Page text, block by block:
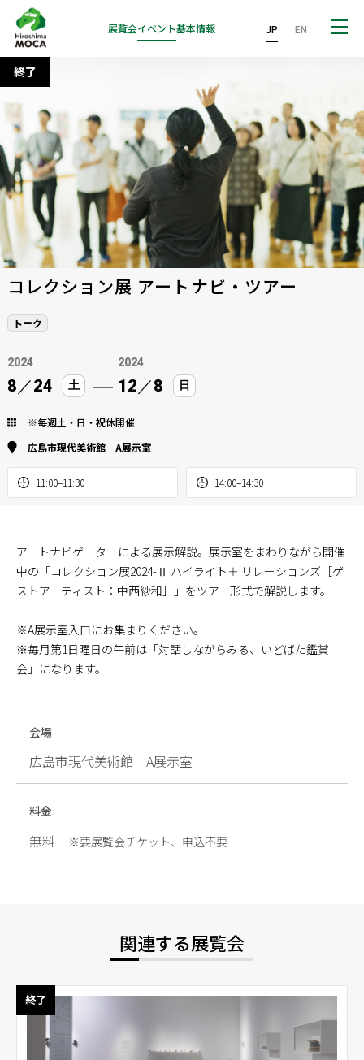
展覧会イベント基本情報 JP EN
終了
コレクション展 アートナビ・ツアー
トーク
2024
8 ／24 土
2024
12 ／8 日
※毎週土・日・祝休開催
広島市現代美術館 A展示室
11:00–11:30 14:00–14:30
アートナビゲーターによる展示解説。展示室をまわりながら開催
中の「コレクション展2024-Ⅱ ハイライト＋ リレーションズ［ゲ
ストアーティスト：中西紗和］」をツアー形式で解説します。
※A展示室入口にお集まりください。
※毎月第1日曜日の午前は「対話しながらみる、いどばた鑑賞
会」になります。
会場
広島市現代美術館 A展示室
料金
無料 ※要展覧会チケット、申込不要
関連する展覧会
終了